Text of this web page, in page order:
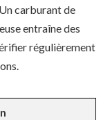
carburant de
entraîne des
régulièrement